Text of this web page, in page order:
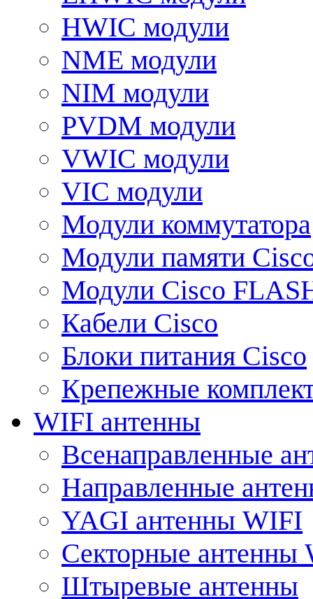
HWIC модули
NME модули
NIM модули
PVDM модули
VWIC модули
VIC модули
Модули коммутатора
Модули памяти
Модули Cisco
Кабели Cisco
Блоки питания Cisco
Крепежные
WIFI антенны
Всенаправленные
Направленные
YAGI антенны WIFI
Секторные антенны
Штыревые антенны